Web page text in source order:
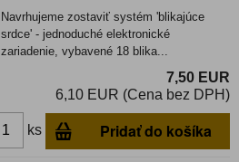
Navrhujeme zostaviť systém 'blikajúce
srdce' - jednoduché elektronické
zariadenie, vybavené 18 blika...
7,50 EUR
6,10 EUR (Cena bez DPH)
ks Pridať do košíka